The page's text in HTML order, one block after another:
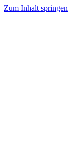
Zum Inhalt springen